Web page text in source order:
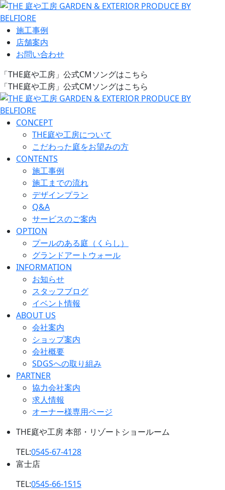
施工事例
店舗案内
お問い合わせ
「THE庭や工房」公式CMソングはこちら
「THE庭や工房」公式CMソングはこちら
CONCEPT
THE庭や工房について
こだわった庭をお望みの方
CONTENTS
施工事例
施工までの流れ
デザインプラン
Q&A
サービスのご案内
OPTION
プールのある庭（くらし）
グランドアートウォール
INFORMATION
お知らせ
スタッフブログ
イベント情報
ABOUT US
会社案内
ショップ案内
会社概要
SDGSへの取り組み
PARTNER
協力会社案内
求人情報
オーナー様専用ページ
THE庭や工房 本部・リゾートショールーム
TEL:0545-67-4128
富士店
TEL:0545-66-1515